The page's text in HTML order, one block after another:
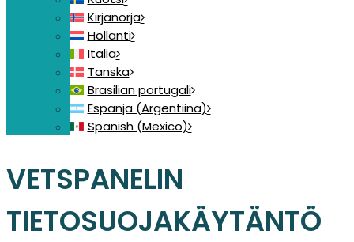
Kirjanorja
Hollanti
Italia
Tanska
Brasilian portugali
Espanja (Argentiina)
Spanish (Mexico)
VETSPANELIN
TIETOSUOJAKÄYTÄNTÖ